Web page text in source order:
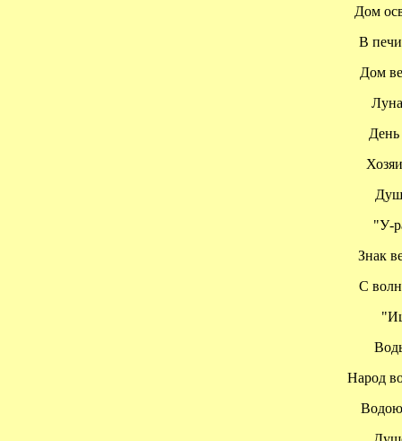
Дом
В печи
Дом
Луна
День
"У-
Знак
С
Народ во
Водою